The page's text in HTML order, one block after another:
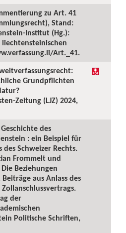
zu Art. 41
Stand:
Institut (Hg.):
Art._41.
Grundpflichten
Zeitung (LJZ) 2024,
des
: ein Beispiel für
Schweizer Rechts.
Frommelt und
Beziehungen
aus Anlass des
der
Politische Schriften,